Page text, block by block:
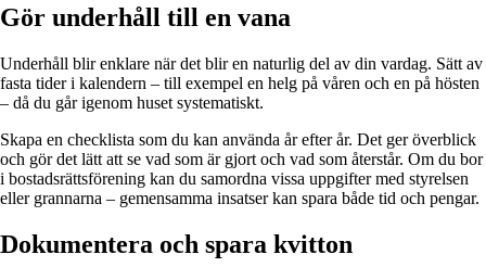
Gör underhåll till en vana
Underhåll blir enklare när det blir en naturlig del av din vardag. Sätt av
fasta tider i kalendern – till exempel en helg på våren och en på hösten
– då du går igenom huset systematiskt.
Skapa en checklista som du kan använda år efter år. Det ger överblick
och gör det lätt att se vad som är gjort och vad som återstår. Om du bor
i bostadsrättsförening kan du samordna vissa uppgifter med styrelsen
eller grannarna – gemensamma insatser kan spara både tid och pengar.
Dokumentera och spara kvitton